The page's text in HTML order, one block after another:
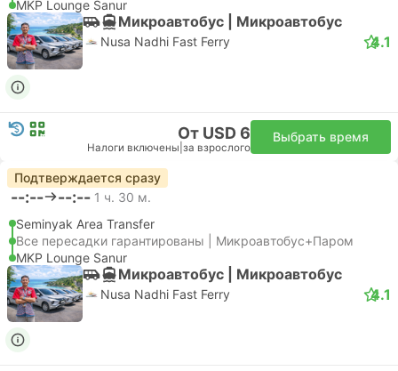
MKP Lounge Sanur
Микроавтобус | Микроавтобус
Nusa Nadhi Fast Ferry 4.1
От USD 6
Налоги включены за взрослого
Выбрать время
Подтверждается сразу
--:-- --:-- 1 ч. 30 м.
Seminyak Area Transfer
Все пересадки гарантированы | Микроавтобус+Паром
MKP Lounge Sanur
Микроавтобус | Микроавтобус
Nusa Nadhi Fast Ferry 4.1